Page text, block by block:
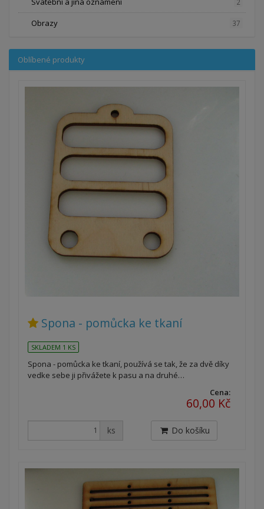
Obrazy 37
Oblíbené produkty
Spona - pomůcka ke tkaní
SKLADEM 1 KS
Spona - pomůcka ke tkaní, používá se tak, že za dvě díky
vedke sebe ji přivážete k pasu a na druhé…
Cena:
60,00 Kč
ks Do košíku